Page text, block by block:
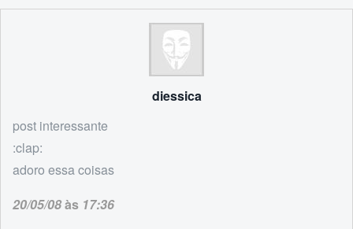
diessica
post interessante
:clap:
adoro essa coisas
20/05/08às 17:36